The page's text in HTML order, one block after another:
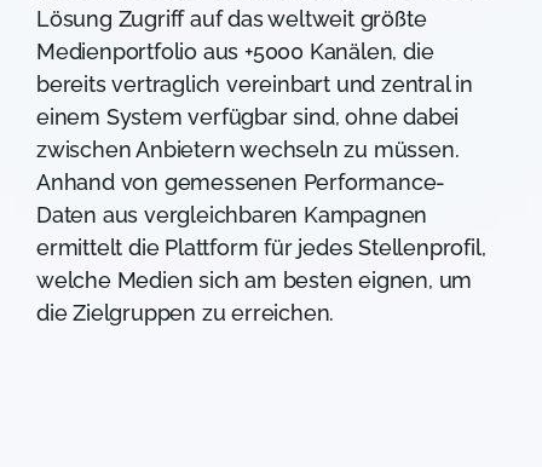
Lösung Zugriff auf das weltweit größte
Medienportfolio aus +5000 Kanälen, die
bereits vertraglich vereinbart und zentral in
einem System verfügbar sind, ohne dabei
zwischen Anbietern wechseln zu müssen.
Anhand von gemessenen Performance-
Daten aus vergleichbaren Kampagnen
ermittelt die Plattform für jedes Stellenprofil,
welche Medien sich am besten eignen, um
die Zielgruppen zu erreichen.